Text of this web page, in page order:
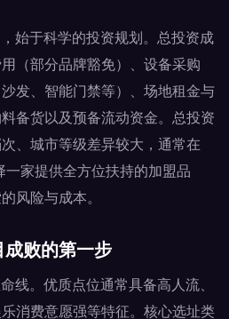
始于科学的投资规划。总投资成
（部分品牌豁免）、设备采购
沙发、智能门禁等）、场地租金与
备货以及预备流动资金。总投资
、城市等级差异较大，通常在
家提供全方位扶持的加盟品
风险与成本。
败的第一步
线。优质点位通常具备高人流、
消费意愿强等特征。核心选址类